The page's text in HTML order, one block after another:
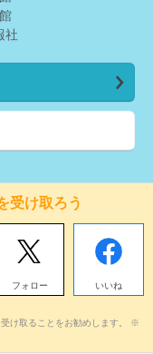
社
受け取ろう
フォロー いいね
け取ることをお勧めします。 ※